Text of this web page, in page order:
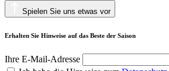
Spielen Sie uns etwas vor
Erhalten Sie Hinweise auf das Beste der Saison
Ihre E-Mail-Adresse